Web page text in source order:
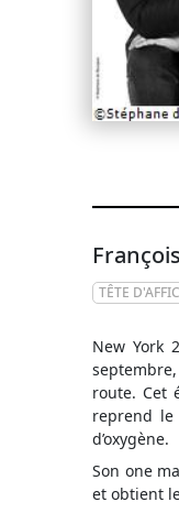
TÊTE
New York
route. Cet
reprend
d’oxygène.
Son one
et obtient